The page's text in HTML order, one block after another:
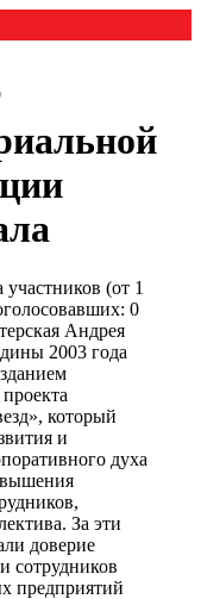
(от 1
0
Андрея
2003 года
который
и
духа
За эти
доверие
сотрудников
предприятий